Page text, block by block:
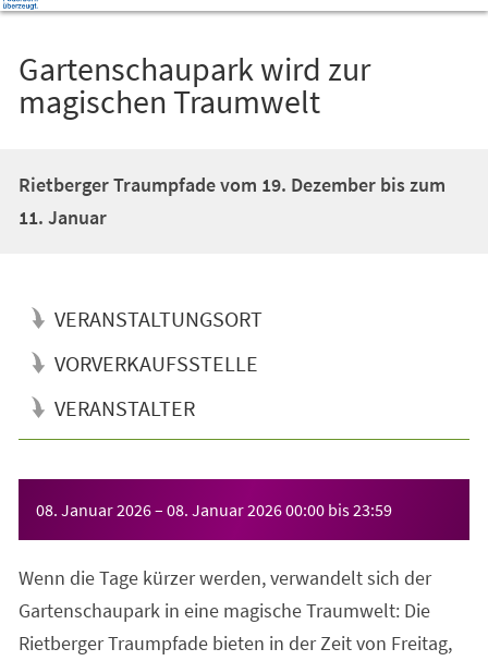
Gartenschaupark wird zur
magischen Traumwelt
Rietberger Traumpfade vom 19. Dezember bis zum
11. Januar
VERANSTALTUNGSORT
VORVERKAUFSSTELLE
VERANSTALTER
08. Januar 2026– 08. Januar 202600:00 bis23:59
Wenn die Tage kürzer werden, verwandelt sich der
Gartenschaupark in eine magische Traumwelt: Die
Rietberger Traumpfade bieten in der Zeit von Freitag,